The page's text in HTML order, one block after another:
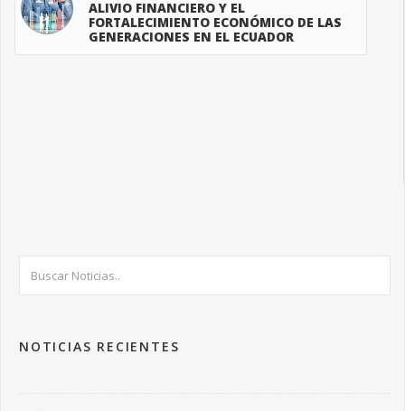
ALIVIO FINANCIERO Y EL
FORTALECIMIENTO ECONÓMICO DE LAS
GENERACIONES EN EL ECUADOR
NOTICIAS RECIENTES